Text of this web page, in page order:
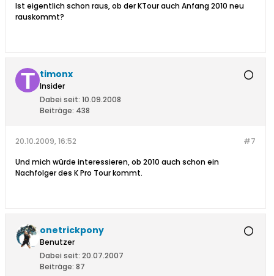
Ist eigentlich schon raus, ob der KTour auch Anfang 2010 neu
rauskommt?
timonx
Insider
Dabei seit: 10.09.2008
Beiträge: 438
#7
20.10.2009, 16:52
Und mich würde interessieren, ob 2010 auch schon ein
Nachfolger des K Pro Tour kommt.
onetrickpony
Benutzer
Dabei seit: 20.07.2007
Beiträge: 87